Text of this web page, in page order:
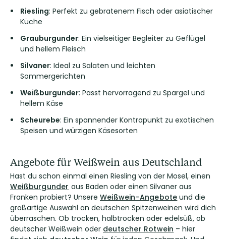
Riesling: Perfekt zu gebratenem Fisch oder asiatischer
Küche
Grauburgunder: Ein vielseitiger Begleiter zu Geflügel
und hellem Fleisch
Silvaner: Ideal zu Salaten und leichten
Sommergerichten
Weißburgunder: Passt hervorragend zu Spargel und
hellem Käse
Scheurebe: Ein spannender Kontrapunkt zu exotischen
Speisen und würzigen Käsesorten
Angebote für Weißwein aus Deutschland
Hast du schon einmal einen Riesling von der Mosel, einen
Weißburgunder aus Baden oder einen Silvaner aus
Franken probiert? Unsere Weißwein-Angebote und die
großartige Auswahl an deutschen Spitzenweinen wird dich
überraschen. Ob trocken, halbtrocken oder edelsüß, ob
deutscher Weißwein oder deutscher Rotwein – hier